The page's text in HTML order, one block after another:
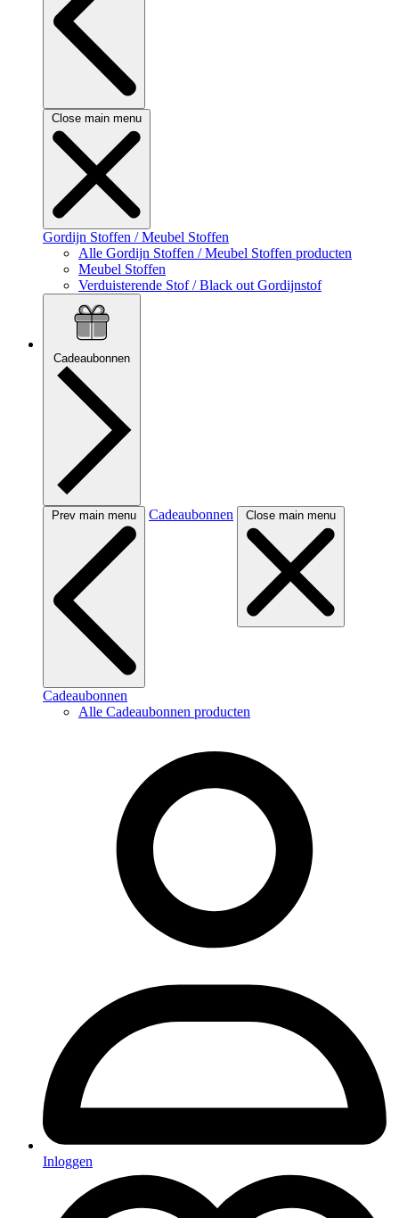
Close main menu
Gordijn Stoffen / Meubel Stoffen
Alle Gordijn Stoffen / Meubel Stoffen producten
Meubel Stoffen
Verduisterende Stof / Black out Gordijnstof
Cadeaubonnen
Prev main menu Cadeaubonnen Close main menu
Cadeaubonnen
Alle Cadeaubonnen producten
Inloggen